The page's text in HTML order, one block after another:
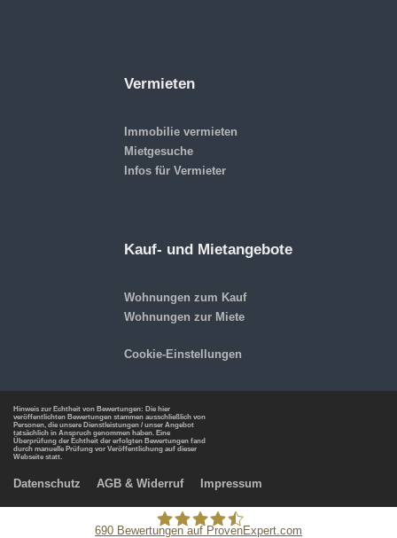
Vermieten
Immobilie vermieten
Mietgesuche
Infos für Vermieter
Kauf- und Mietangebote
Wohnungen zum Kauf
Wohnungen zur Miete
Cookie-Einstellungen
Hinweis zur Echtheit von Bewertungen: Die hier
veröffentlichten Bewertungen stammen ausschließlich von
Personen, die unsere Dienstleistungen / unser Angebot
tatsächlich in Anspruch genommen haben. Eine
Überprüfung der Echtheit der erfolgten Bewertungen fand
durch manuelle Prüfung vor Veröffentlichung auf dieser
Webseite statt.
Datenschutz AGB & Widerruf Impressum
690 Bewertungen auf ProvenExpert.com